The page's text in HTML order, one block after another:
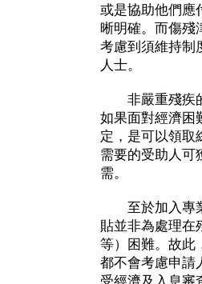
或是協助他們應
晰明確。而傷殘
考慮到須維持制
人士。
非嚴重殘疾的
如果面對經濟困
定，是可以領取
需要的受助人可
需。
至於加入專業
貼並非為處理在
等）困難。故此
都不會考慮申請